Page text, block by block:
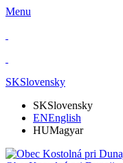
Menu
SKSlovensky
SKSlovensky
ENEnglish
HUMagyar